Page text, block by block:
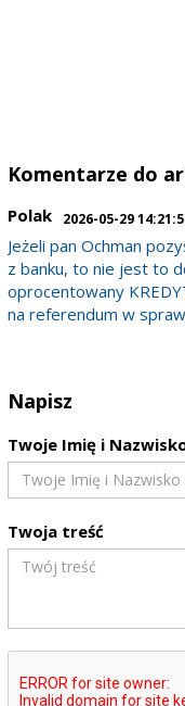
Komentarze do
Polak 2026-05-29
Jeżeli pan Ochman
z banku, to nie jest to
oprocentowany
na referendum w
Napisz
Twoje Imię i
Twoja treść